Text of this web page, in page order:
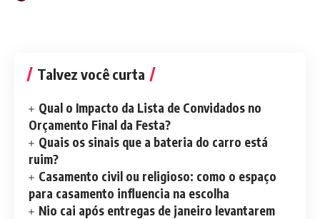
Talvez você curta
Qual o Impacto da Lista de Convidados no
Orçamento Final da Festa?
Quais os sinais que a bateria do carro está
ruim?
Casamento civil ou religioso: como o espaço
para casamento influencia na escolha
Nio cai após entregas de janeiro levantarem